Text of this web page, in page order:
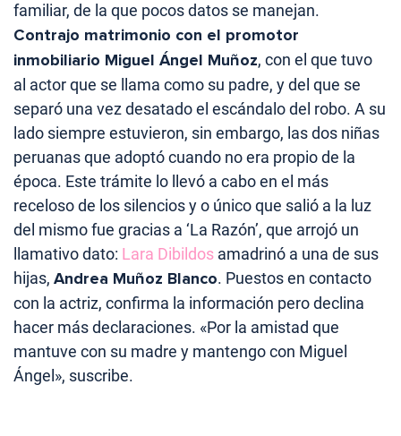
familiar, de la que pocos datos se manejan.
Contrajo matrimonio con el promotor
inmobiliario Miguel Ángel Muñoz, con el que tuvo
al actor que se llama como su padre, y del que se
separó una vez desatado el escándalo del robo. A su
lado siempre estuvieron, sin embargo, las dos niñas
peruanas que adoptó cuando no era propio de la
época. Este trámite lo llevó a cabo en el más
receloso de los silencios y o único que salió a la luz
del mismo fue gracias a ‘La Razón’, que arrojó un
llamativo dato: Lara Dibildos amadrinó a una de sus
hijas, Andrea Muñoz Blanco. Puestos en contacto
con la actriz, confirma la información pero declina
hacer más declaraciones. «Por la amistad que
mantuve con su madre y mantengo con Miguel
Ángel», suscribe.